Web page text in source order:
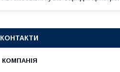
КОНТАКТИ